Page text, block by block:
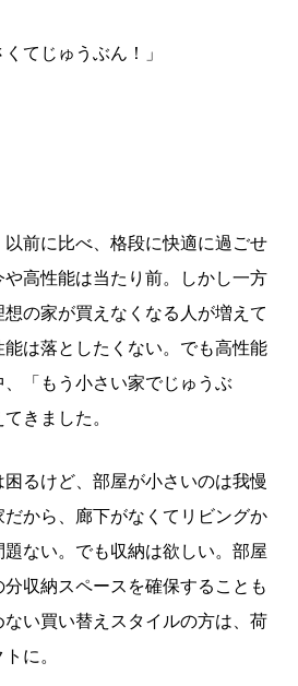
てじゅうぶん！」
前に比べ、格段に快適に過ごせ
高性能は当たり前。しかし一方
の家が買えなくなる人が増えて
は落としたくない。でも高性能
「もう小さい家でじゅうぶ
きました。
るけど、部屋が小さいのは我慢
から、廊下がなくてリビングか
ない。でも収納は欲しい。部屋
収納スペースを確保することも
い買い替えスタイルの方は、荷
に。